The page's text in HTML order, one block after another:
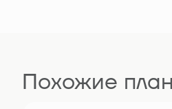
Похожие